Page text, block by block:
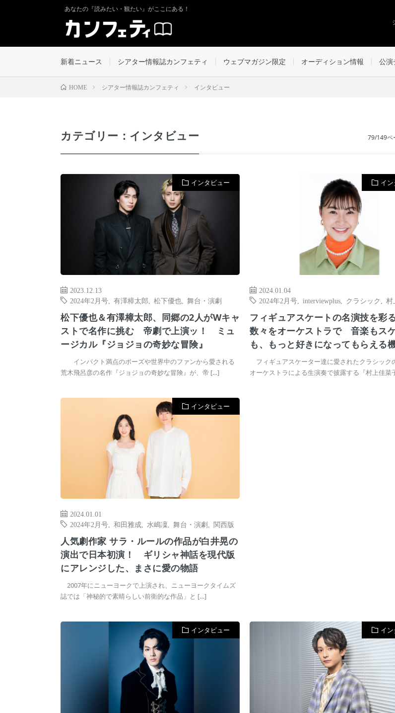
あなたの『読みたい・観たい』がここにある！
新着ニュース シアター情報誌カンフェティ ウェブマガジン限定 オーディション情報 公演
HOME シアター情報誌カンフェティ インタビュー
カテゴリー：インタビュー 79/149ペ
インタビュー
2023.12.13
2024年2月号
有澤樟太郎 松下優也 舞台・演劇
松下優也＆有澤樟太郎、同郷の2人がWキャ
ストで名作に挑む 帝劇で上演ッ！ ミュ
ージカル『ジョジョの奇妙な冒険』
インパクト満点のポーズや世界中のファンから愛される
荒木飛呂彦の名作『ジョジョの奇妙な冒険』が、帝 […]
イ
2024.01.04
2024年2月号 ,interviewplus クラシック ,村
フィギュアスケートの名演技を彩
数々をオーケストラで 音楽もス
も、もっと好きになってもらえる
フィギュアスケーター達に愛されたクラシック
オーケストラによる生演奏で披露する『村上佳菜
インタビュー
2024.01.01
2024年2月号
和田雅成 水嶋凜 舞台・演劇 関西版
人気劇作家 サラ・ルールの作品が白井晃の
演出で日本初演！ ギリシャ神話を現代版
にアレンジした、まさに愛の物語
2007年にニューヨークで上演され、ニューヨークタイムズ
誌では「神秘的で素晴らしい前衛的な作品」と […]
インタビュー イ